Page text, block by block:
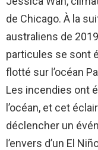
de Chicago. À la
australiens de
particules se sont
flotté sur l’océan
Les incendies ont
l’océan, et cet
déclencher un
l’envers d’un El